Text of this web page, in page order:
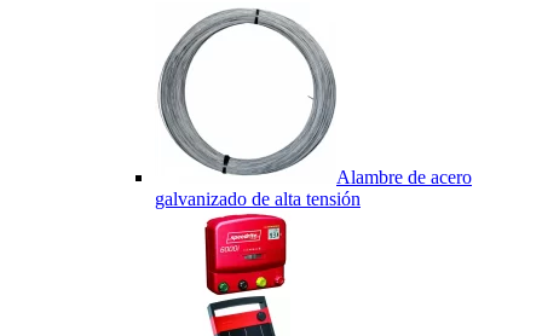
Alambre de acero
galvanizado de alta tensión